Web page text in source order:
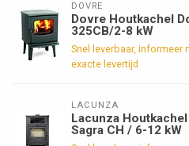
DOVRE
Dovre Houtkachel
325CB/2-8 kW
Snel leverbaar, informeer
exacte levertijd
LACUNZA
Lacunza
Sagra CH / 6-12 kW